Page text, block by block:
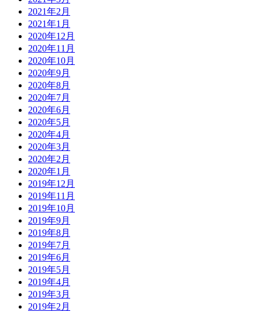
2021年2月
2021年1月
2020年12月
2020年11月
2020年10月
2020年9月
2020年8月
2020年7月
2020年6月
2020年5月
2020年4月
2020年3月
2020年2月
2020年1月
2019年12月
2019年11月
2019年10月
2019年9月
2019年8月
2019年7月
2019年6月
2019年5月
2019年4月
2019年3月
2019年2月